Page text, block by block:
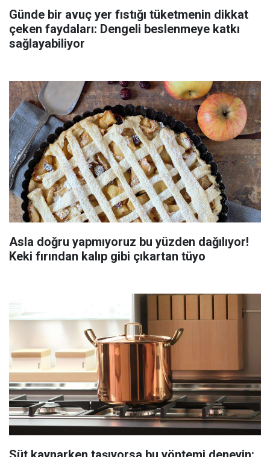
Günde bir avuç yer fıstığı tüketmenin dikkat
çeken faydaları: Dengeli beslenmeye katkı
sağlayabiliyor
Asla doğru yapmıyoruz bu yüzden dağılıyor!
Keki fırından kalıp gibi çıkartan tüyo